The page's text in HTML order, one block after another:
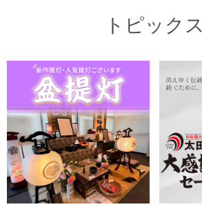
トピックス